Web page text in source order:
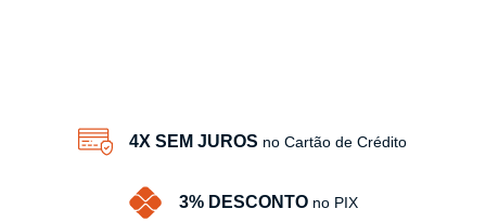
4X SEM JUROS no Cartão de Crédito
3% DESCONTO no PIX